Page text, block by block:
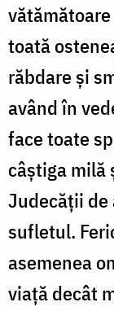
toată
răbdare și
având în
face toate
câștiga milă
Judecății de
sufletul.
asemenea
viață decât